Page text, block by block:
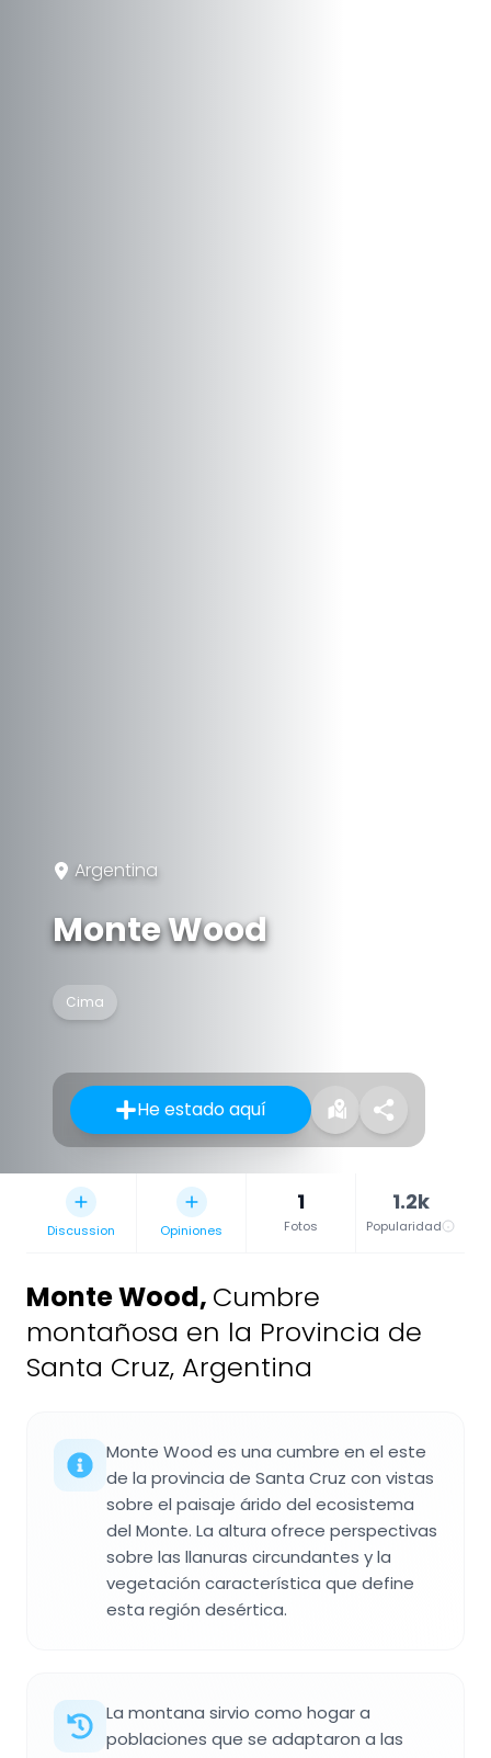
Argentina
Monte Wood
Cima
He estado aquí
Discussion Opiniones
1
Fotos
1.2k
Popularidad
Monte Wood, Cumbre
montañosa en la Provincia de
Santa Cruz, Argentina
Monte Wood es una cumbre en el este
de la provincia de Santa Cruz con vistas
sobre el paisaje árido del ecosistema
del Monte. La altura ofrece perspectivas
sobre las llanuras circundantes y la
vegetación característica que define
esta región desértica.
La montana sirvio como hogar a
poblaciones que se adaptaron a las